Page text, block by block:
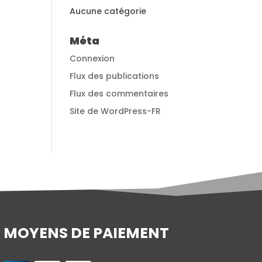
Aucune catégorie
Méta
Connexion
Flux des publications
Flux des commentaires
Site de WordPress-FR
MOYENS DE PAIEMENT